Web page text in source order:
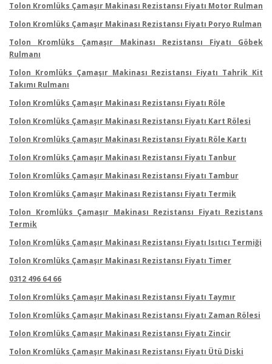
Tolon Kromlüks Çamaşır Makinası Rezistansı Fiyatı Motor Rulman
Tolon Kromlüks Çamaşır Makinası Rezistansı Fiyatı Poryo Rulman
Tolon Kromlüks Çamaşır Makinası Rezistansı Fiyatı Göbek
Rulmanı
Tolon Kromlüks Çamaşır Makinası Rezistansı Fiyatı Tahrik Kit
Takımı Rulmanı
Tolon Kromlüks Çamaşır Makinası Rezistansı Fiyatı Röle
Tolon Kromlüks Çamaşır Makinası Rezistansı Fiyatı Kart Rölesi
Tolon Kromlüks Çamaşır Makinası Rezistansı Fiyatı Röle Kartı
Tolon Kromlüks Çamaşır Makinası Rezistansı Fiyatı Tanbur
Tolon Kromlüks Çamaşır Makinası Rezistansı Fiyatı Tambur
Tolon Kromlüks Çamaşır Makinası Rezistansı Fiyatı Termik
Tolon Kromlüks Çamaşır Makinası Rezistansı Fiyatı Rezistans
Termik
Tolon Kromlüks Çamaşır Makinası Rezistansı Fiyatı Isıtıcı Termiği
Tolon Kromlüks Çamaşır Makinası Rezistansı Fiyatı Timer
0312 496 64 66
Tolon Kromlüks Çamaşır Makinası Rezistansı Fiyatı Taymır
Tolon Kromlüks Çamaşır Makinası Rezistansı Fiyatı Zaman Rölesi
Tolon Kromlüks Çamaşır Makinası Rezistansı Fiyatı Zincir
Tolon Kromlüks Çamaşır Makinası Rezistansı Fiyatı Ütü Diski